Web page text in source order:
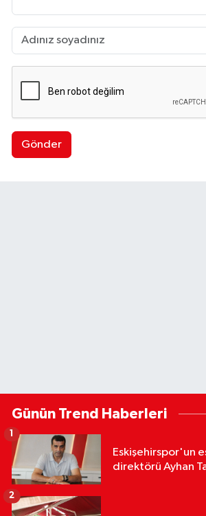
Gönder
Günün Trend Haberleri
Eskişehirspor'un
direktörü Ayhan
2